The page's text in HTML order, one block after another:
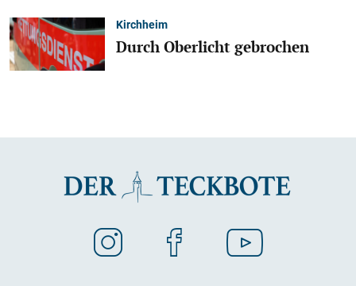
Kirchheim
Durch Oberlicht gebrochen